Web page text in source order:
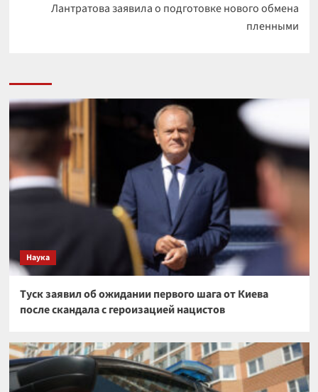
Лантратова заявила о подготовке нового обмена
пленными
Наука
Туск заявил об ожидании первого шага от Киева
после скандала с героизацией нацистов